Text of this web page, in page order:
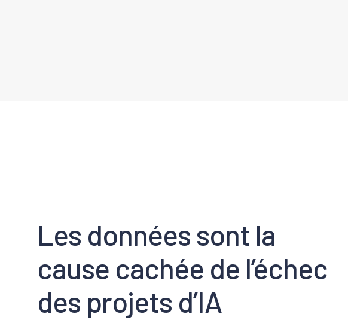
Les données sont la
cause cachée de l’échec
des projets d’IA